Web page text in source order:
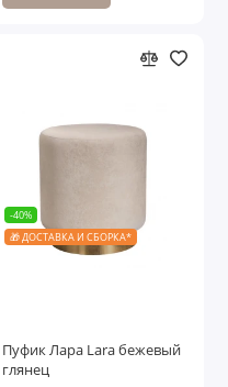
-40%
🎁 ДОСТАВКА И СБОРКА*
Пуфик Лара Lara бежевый
глянец